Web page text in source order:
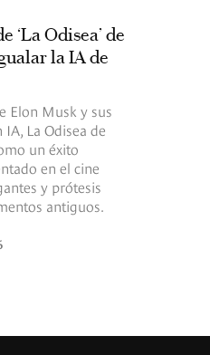
‘La Odisea’ de
la IA de
Elon Musk y sus
La Odisea de
un éxito
en el cine
y prótesis
antiguos.